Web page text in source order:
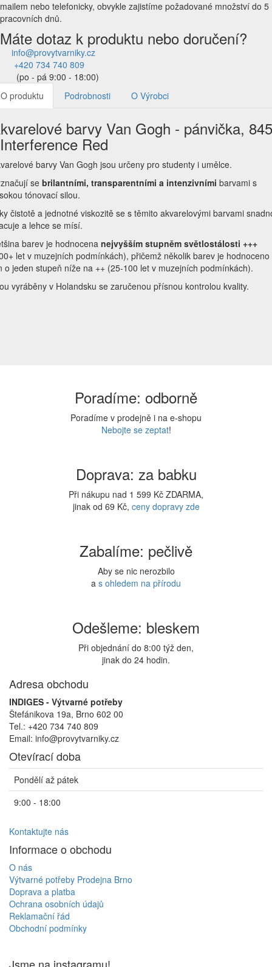
mailem nebo telefonicky, obvykle zajistíme požadované množství do 5
pracovních dnů.
Máte dotaz k produktu nebo doručení?
info@provytvarniky.cz
+420 734 740 809
(po - pá 9:00 - 18:00)
O produktu
Podrobnosti O Výrobci
barvy Van Gogh - pánvička, 845
Red
barvy Van Gogh jsou určeny pro studenty i umělce.
se brilantními, transparentními a intenzivními barvami s
tónovací silou.
čistotě a jednotné viskozitě se s těmito akvarelovými barvami
a lehce se mísí.
barev je hodnocena nejvyšším stupněm světlostálosti +++
let v muzejních podmínkách), přičemž několik barev je hodnoceno
o jeden stupeň níže na ++ (25-100 let v muzejních podmínkách).
vyráběny v Holandsku se zaručenou přísnou kontrolou kvality.
Poradíme: odborně
Poradíme v prodejně i na e-shopu
Nebojte se zeptat!
Doprava: za babku
Při nákupu nad 1 599 Kč ZDARMA,
jinak od 69 Kč, ceny dopravy zde
Zabalíme: pečlivě
Aby se nic nerozbilo
a s ohledem na přírodu
Odešleme: bleskem
Při objednání do 8:00 týž den,
jinak do 24 hodin.
Adresa obchodu
INDIGES - Výtvarné potřeby
Štefánikova 19a, Brno 602 00
Tel.: +420 734 740 809
Email: info@provytvarniky.cz
Otevírací doba
Pondělí až pátek
9:00 - 18:00
Kontaktujte nás
Informace o obchodu
O nás
Výtvarné potřeby Prodejna Brno
Doprava a platba
Ochrana osobních údajů
Reklamační řád
Obchodní podmínky